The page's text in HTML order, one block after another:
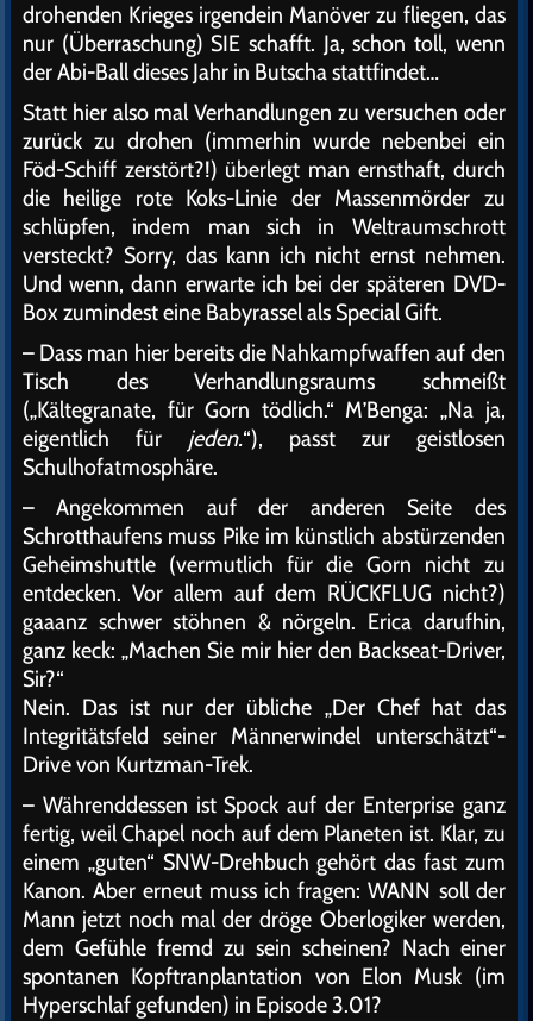
drohenden Krieges irgendein Manöver zu fliegen, das
nur (Überraschung) SIE schafft. Ja, schon toll, wenn
der Abi-Ball dieses Jahr in Butscha stattfindet…
Statt hier also mal Verhandlungen zu versuchen oder
zurück zu drohen (immerhin wurde nebenbei ein
Föd-Schiff zerstört?!) überlegt man ernsthaft, durch
die heilige rote Koks-Linie der Massenmörder zu
schlüpfen, indem man sich in Weltraumschrott
versteckt? Sorry, das kann ich nicht ernst nehmen.
Und wenn, dann erwarte ich bei der späteren DVD-
Box zumindest eine Babyrassel als Special Gift.
– Dass man hier bereits die Nahkampfwaffen auf den
Tisch des Verhandlungsraums schmeißt
(„Kältegranate, für Gorn tödlich.“ M’Benga: „Na ja,
eigentlich für jeden.“), passt zur geistlosen
Schulhofatmosphäre.
– Angekommen auf der anderen Seite des
Schrotthaufens muss Pike im künstlich abstürzenden
Geheimshuttle (vermutlich für die Gorn nicht zu
entdecken. Vor allem auf dem RÜCKFLUG nicht?)
gaaanz schwer stöhnen & nörgeln. Erica darufhin,
ganz keck: „Machen Sie mir hier den Backseat-Driver,
Sir?“
Nein. Das ist nur der übliche „Der Chef hat das
Integritätsfeld seiner Männerwindel unterschätzt“-
Drive von Kurtzman-Trek.
– Währenddessen ist Spock auf der Enterprise ganz
fertig, weil Chapel noch auf dem Planeten ist. Klar, zu
einem „guten“ SNW-Drehbuch gehört das fast zum
Kanon. Aber erneut muss ich fragen: WANN soll der
Mann jetzt noch mal der dröge Oberlogiker werden,
dem Gefühle fremd zu sein scheinen? Nach einer
spontanen Kopftranplantation von Elon Musk (im
Hyperschlaf gefunden) in Episode 3.01?